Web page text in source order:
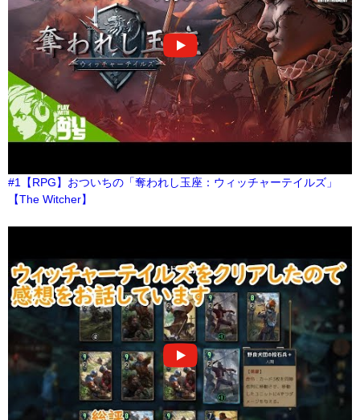
#1【RPG】おついちの「奪われし玉座：ウィッチャーテイルズ」
【The Witcher】